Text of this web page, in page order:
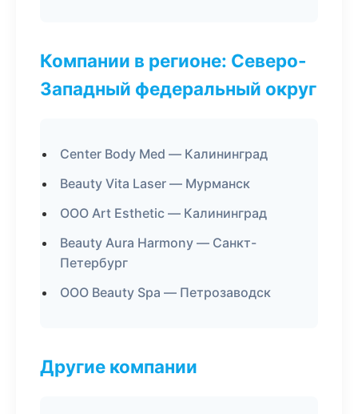
Компании в регионе: Северо-
Западный федеральный округ
Center Body Med — Калининград
Beauty Vita Laser — Мурманск
ООО Art Esthetic — Калининград
Beauty Aura Harmony — Санкт-
Петербург
ООО Beauty Spa — Петрозаводск
Другие компании